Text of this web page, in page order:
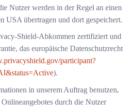
Nutzer werden in der Regel an einen
USA übertragen und dort gespeichert.
Shield-Abkommen zertifiziert und
das europäische Datenschutzrecht
participant?
).
in unserem Auftrag benutzen,
durch die Nutzer